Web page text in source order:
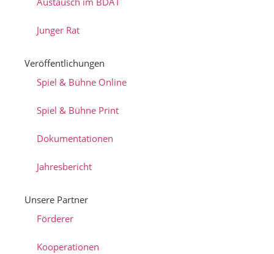
Junger Rat
Veröffentlichungen
Spiel & Bühne Online
Spiel & Bühne Print
Dokumentationen
Jahresbericht
Unsere Partner
Förderer
Kooperationen